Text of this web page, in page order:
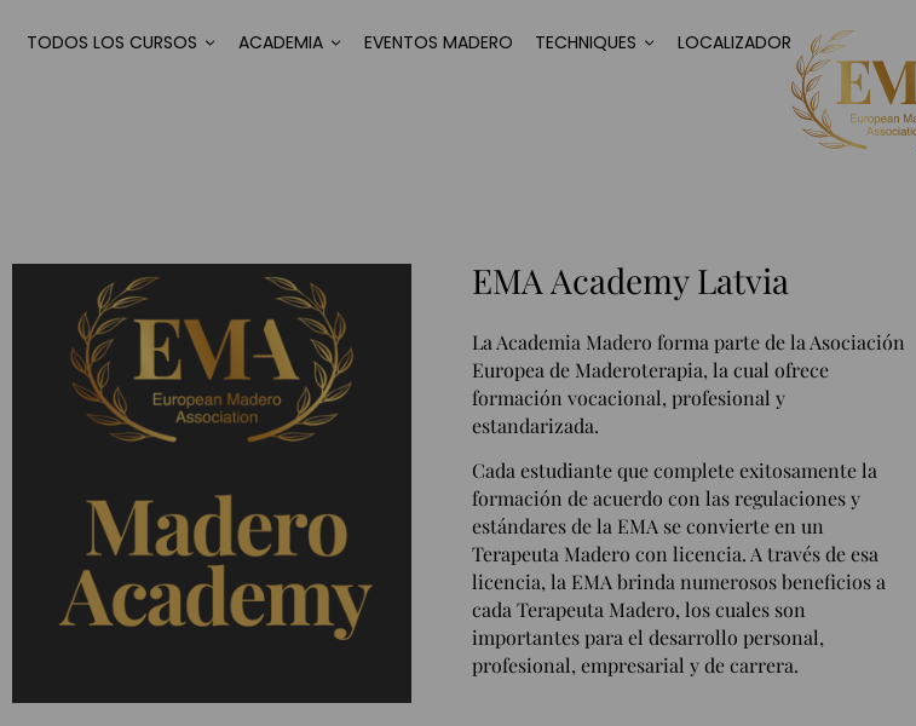
TODOS LOS CURSOS ACADEMIA EVENTOS MADERO TECHNIQUES LOCALIZADOR
EMA Academy Latvia
La Academia Madero forma parte de la Asociación
Europea de Maderoterapia, la cual ofrece
formación vocacional, profesional y
estandarizada.
Cada estudiante que complete exitosamente la
formación de acuerdo con las regulaciones y
estándares de la EMA se convierte en un
Terapeuta Madero con licencia. A través de esa
licencia, la EMA brinda numerosos beneficios a
cada Terapeuta Madero, los cuales son
importantes para el desarrollo personal,
profesional, empresarial y de carrera.